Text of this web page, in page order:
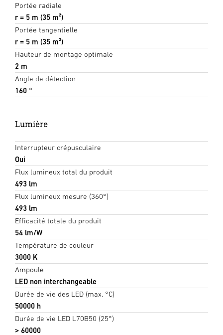
Portée radiale
r = 5 m (35 m²)
Portée tangentielle
r = 5 m (35 m²)
Hauteur de montage optimale
2 m
Angle de détection
160 °
Lumière
Interrupteur crépusculaire
Oui
Flux lumineux total du produit
493 lm
Flux lumineux mesure (360°)
493 lm
Efficacité totale du produit
54 lm/W
Température de couleur
3000 K
Ampoule
LED non interchangeable
Durée de vie des LED (max. °C)
50000 h
Durée de vie LED L70B50 (25°)
> 60000